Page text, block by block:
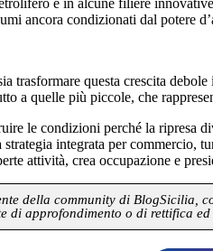
ancora condizionati dal potere
trasformare questa crescita
a quelle più piccole, che
le condizioni perché la
integrata per commercio,
attività, crea occupazione e
della community di
di approfondimento o di rettifica